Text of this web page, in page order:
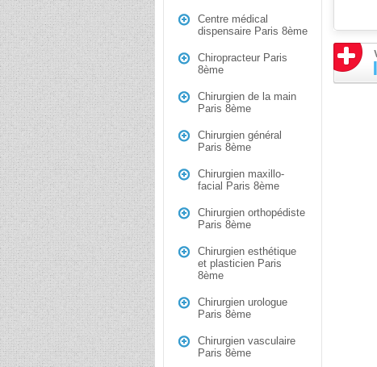
Centre médical
dispensaire Paris 8ème
Chiropracteur Paris
8ème
Chirurgien de la main
Paris 8ème
Chirurgien général
Paris 8ème
Chirurgien maxillo-
facial Paris 8ème
Chirurgien orthopédiste
Paris 8ème
Chirurgien esthétique
et plasticien Paris
8ème
Chirurgien urologue
Paris 8ème
Chirurgien vasculaire
Paris 8ème